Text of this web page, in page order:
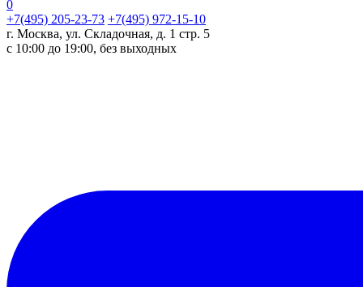
0
+7(495) 205-23-73 +7(495) 972-15-10
г. Москва, ул. Складочная, д. 1 стр. 5
с 10:00 до 19:00, без выходных